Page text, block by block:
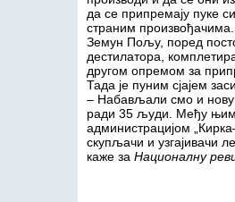
да се припремају пуке
страним
Земун Пољу, поред
дестилатора,
другом опремом за
Тада је пуним сјајем
– Набављали смо и нову
ради 35 људи. Међу
администрацијом
скупљачи и узгајивачи
каже за Националну